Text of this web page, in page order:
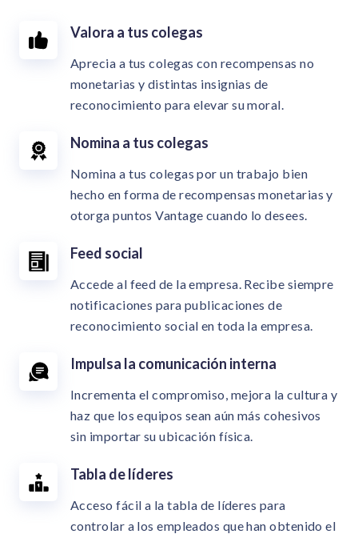
Valora a tus colegas
Aprecia a tus colegas con recompensas no
monetarias y distintas insignias de
reconocimiento para elevar su moral.
Nomina a tus colegas
Nomina a tus colegas por un trabajo bien
hecho en forma de recompensas monetarias y
otorga puntos Vantage cuando lo desees.
Feed social
Accede al feed de la empresa. Recibe siempre
notificaciones para publicaciones de
reconocimiento social en toda la empresa.
Impulsa la comunicación interna
Incrementa el compromiso, mejora la cultura y
haz que los equipos sean aún más cohesivos
sin importar su ubicación física.
Tabla de líderes
Acceso fácil a la tabla de líderes para
controlar a los empleados que han obtenido el